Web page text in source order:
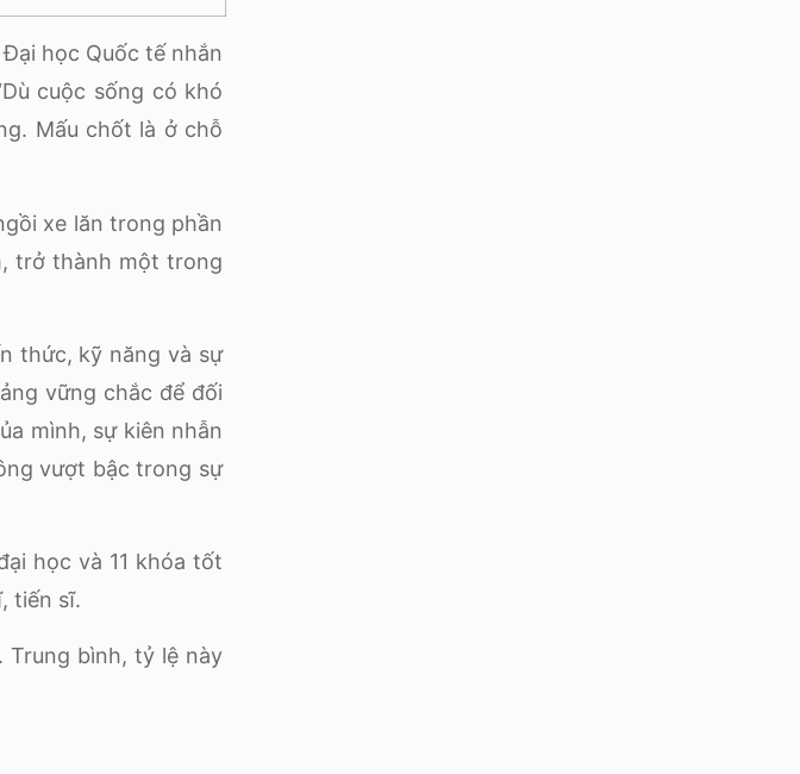
học Quốc tế nhắn
cuộc sống có khó
Mấu chốt là ở chỗ
xe lăn trong phần
trở thành một trong
thức, kỹ năng và sự
vững chắc để đối
mình, sự kiên nhẫn
vượt bậc trong sự
học và 11 khóa tốt
tiến sĩ.
Trung bình, tỷ lệ này